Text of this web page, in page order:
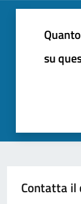
su
Contatta il